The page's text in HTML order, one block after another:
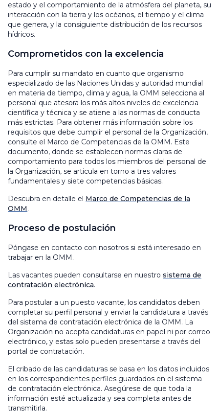
estado y el comportamiento de la atmósfera del planeta, su
interacción con la tierra y los océanos, el tiempo y el clima
que genera, y la consiguiente distribución de los recursos
hídricos.
Comprometidos con la excelencia
Para cumplir su mandato en cuanto que organismo
especializado de las Naciones Unidas y autoridad mundial
en materia de tiempo, clima y agua, la OMM selecciona al
personal que atesora los más altos niveles de excelencia
científica y técnica y se atiene a las normas de conducta
más estrictas. Para obtener más información sobre los
requisitos que debe cumplir el personal de la Organización,
consulte el Marco de Competencias de la OMM. Este
documento, donde se establecen normas claras de
comportamiento para todos los miembros del personal de
la Organización, se articula en torno a tres valores
fundamentales y siete competencias básicas.
Descubra en detalle el Marco de Competencias de la
OMM.
Proceso de postulación
Póngase en contacto con nosotros si está interesado en
trabajar en la OMM.
Las vacantes pueden consultarse en nuestro sistema de
contratación electrónica.
Para postular a un puesto vacante, los candidatos deben
completar su perfil personal y enviar la candidatura a través
del sistema de contratación electrónica de la OMM. La
Organización no acepta candidaturas en papel ni por correo
electrónico, y estas solo pueden presentarse a través del
portal de contratación.
El cribado de las candidaturas se basa en los datos incluidos
en los correspondientes perfiles guardados en el sistema
de contratación electrónica. Asegúrese de que toda la
información esté actualizada y sea completa antes de
transmitirla.